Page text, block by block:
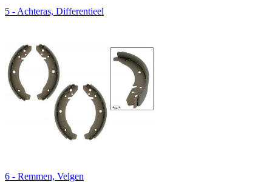
5 - Achteras, Differentieel
6 - Remmen, Velgen